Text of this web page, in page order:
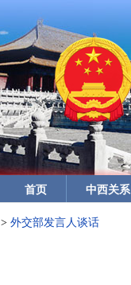
首页 中西关系
> 外交部发言人谈话